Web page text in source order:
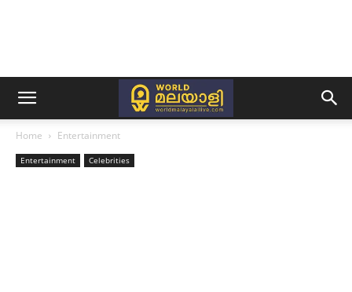
Home Entertainment
Entertainment Celebrities